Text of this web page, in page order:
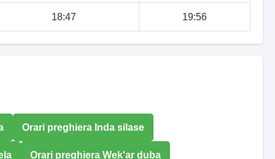
18:47 19:56
Orari preghiera Inda silase
Orari preghiera Wek'ar duba